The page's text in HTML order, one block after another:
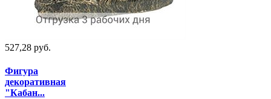
527,28 руб.
Фигура
декоративная
"Кабан...